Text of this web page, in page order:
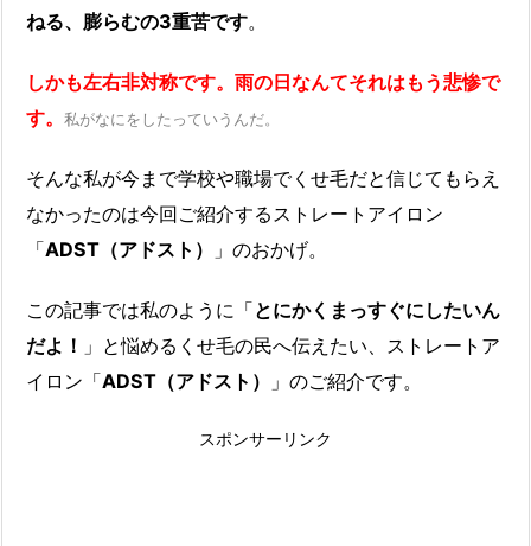
ねる、膨らむの3重苦です。
しかも左右非対称です。雨の日なんてそれはもう悲惨で
す。
私がなにをしたっていうんだ。
そんな私が今まで学校や職場でくせ毛だと信じてもらえ
なかったのは今回ご紹介するストレートアイロン
「ADST（アドスト） 」のおかげ。
この記事では私のように「とにかくまっすぐにしたいん
だよ！ 」と悩めるくせ毛の民へ伝えたい、ストレートア
イロン「ADST（アドスト） 」のご紹介です。
スポンサーリンク